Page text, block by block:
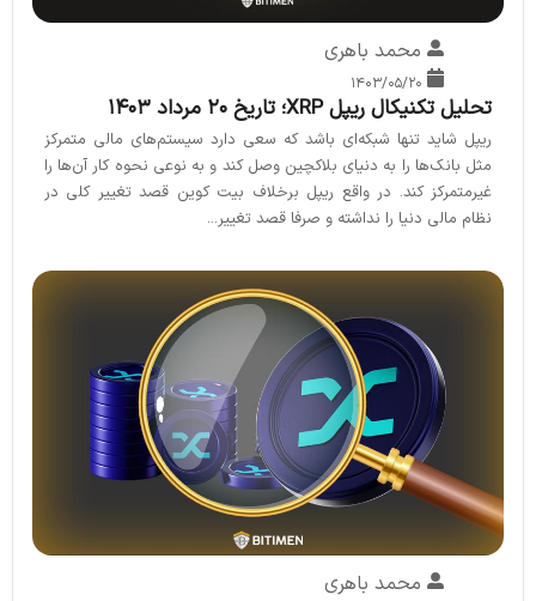
محمد باهری
۱۴۰۳/۰۵/۲۰
تحلیل تکنیکال ریپل XRP؛ تاریخ ۲۰ مرداد ۱۴۰۳
ریپل شاید تنها شبکه‌ای باشد که سعی دارد سیستم‌های مالی متمرکز
مثل بانک‌ها را به دنیای بلاکچین وصل کند و به نوعی نحوه کار آن‌ها را
غیرمتمرکز کند. در واقع ریپل برخلاف بیت‌ کوین قصد تغییر کلی در
نظام مالی دنیا را نداشته و صرفا قصد تغییر...
محمد باهری